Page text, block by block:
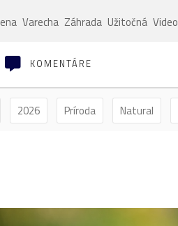
Varecha Záhrada Užitočná Video
KOMENTÁRE
2026 Príroda Natural